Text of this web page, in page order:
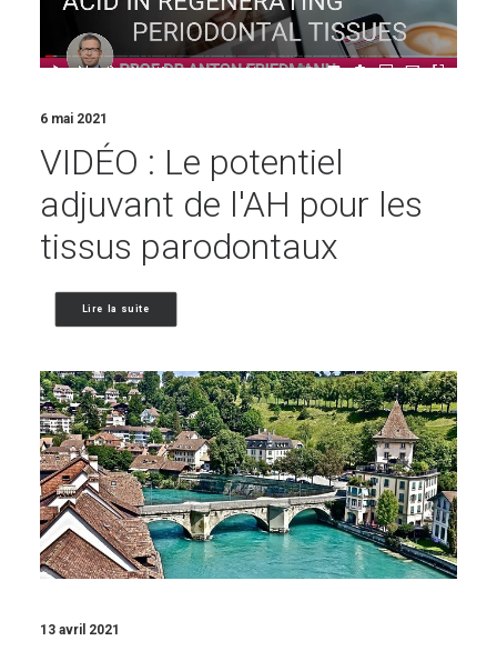
6 mai 2021
VIDÉO : Le potentiel
adjuvant de l'AH pour les
tissus parodontaux
Lire la suite
13 avril 2021